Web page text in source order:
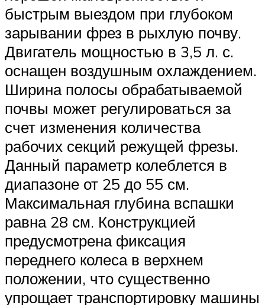
быстрым выездом при глубоком
зарывании фрез в рыхлую почву.
Двигатель мощностью в 3,5 л. с.
оснащен воздушным охлаждением.
Ширина полосы обрабатываемой
почвы может регулироваться за
счет изменения количества
рабочих секций режущей фрезы.
Данный параметр колеблется в
диапазоне от 25 до 55 см.
Максимальная глубина вспашки
равна 28 см. Конструкцией
предусмотрена фиксация
переднего колеса в верхнем
положении, что существенно
упрощает транспортировку машины